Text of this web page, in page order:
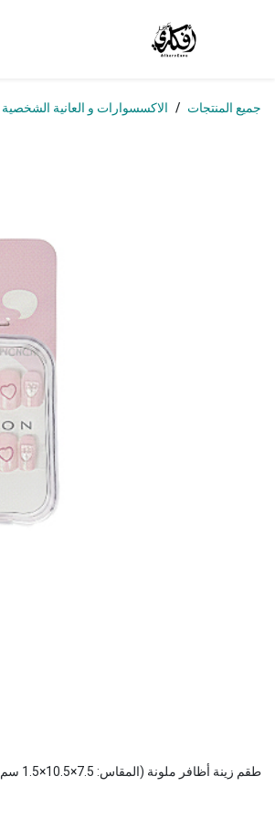
جميع المنتجات الاكسسوارات و العانية الشخصية
طقم زينة أظافر ملونة (المقاس: 7.5×10.5×1.5 سم / الوزن: 21 جم)